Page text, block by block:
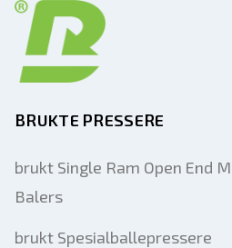
BRUKTE PRESSERE
brukt Single Ram Open End
Balers
brukt Spesialballepressere